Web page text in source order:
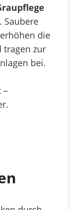
Saubere
die
tragen zur
bei.
–